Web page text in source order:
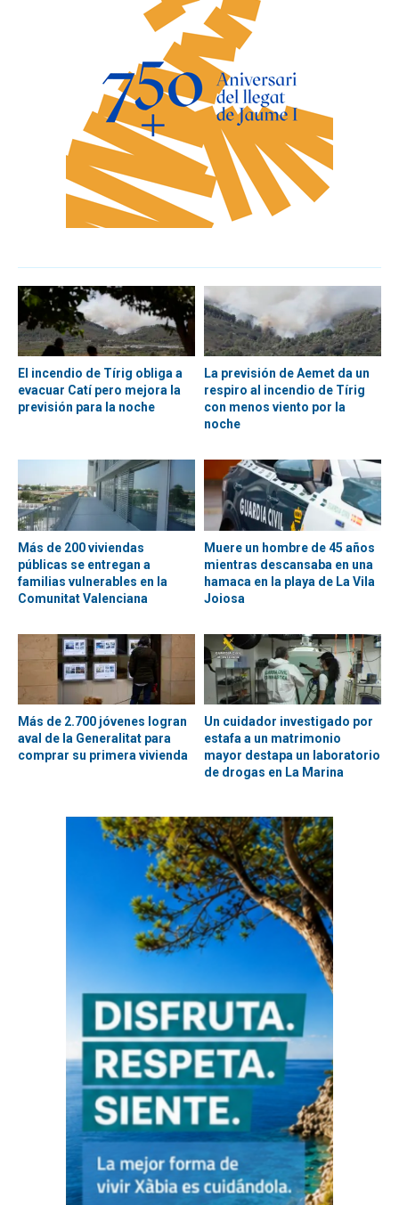
El incendio de Tírig obliga a
evacuar Catí pero mejora la
previsión para la noche
La previsión de Aemet da un
respiro al incendio de Tírig
con menos viento por la
noche
Más de 200 viviendas
públicas se entregan a
familias vulnerables en la
Comunitat Valenciana
Muere un hombre de 45 años
mientras descansaba en una
hamaca en la playa de La Vila
Joiosa
Más de 2.700 jóvenes logran
aval de la Generalitat para
comprar su primera vivienda
Un cuidador investigado por
estafa a un matrimonio
mayor destapa un laboratorio
de drogas en La Marina